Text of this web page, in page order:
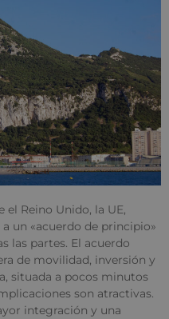
el Reino Unido, la UE,
un «acuerdo de principio»
las partes. El acuerdo
de movilidad, inversión y
situada a pocos minutos
son atractivas.
integración y una